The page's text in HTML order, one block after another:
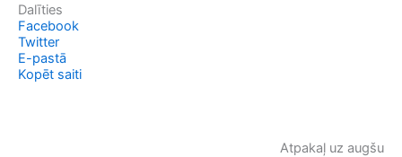
Dalīties
Facebook
Twitter
E-pastā
Kopēt saiti
Atpakaļ uz augšu